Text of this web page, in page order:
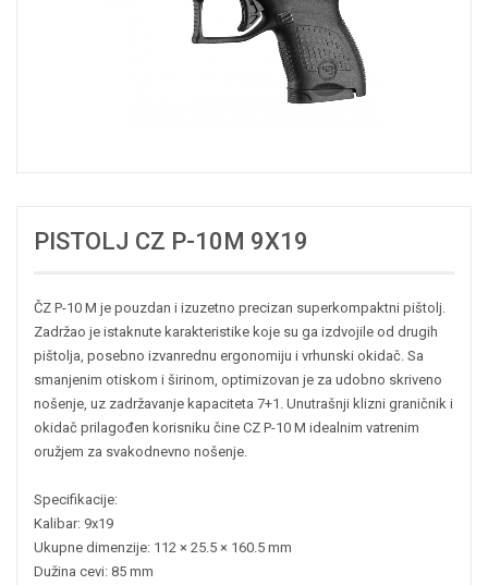
PISTOLJ CZ P-10M 9X19
ČZ P-10 M je pouzdan i izuzetno precizan superkompaktni pištolj.
Zadržao je istaknute karakteristike koje su ga izdvojile od drugih
pištolja, posebno izvanrednu ergonomiju i vrhunski okidač. Sa
smanjenim otiskom i širinom, optimizovan je za udobno skriveno
nošenje, uz zadržavanje kapaciteta 7+1. Unutrašnji klizni graničnik i
okidač prilagođen korisniku čine CZ P-10 M idealnim vatrenim
oružjem za svakodnevno nošenje.
Specifikacije:
Kalibar: 9x19
Ukupne dimenzije: 112 × 25.5 × 160.5 mm
Dužina cevi: 85 mm